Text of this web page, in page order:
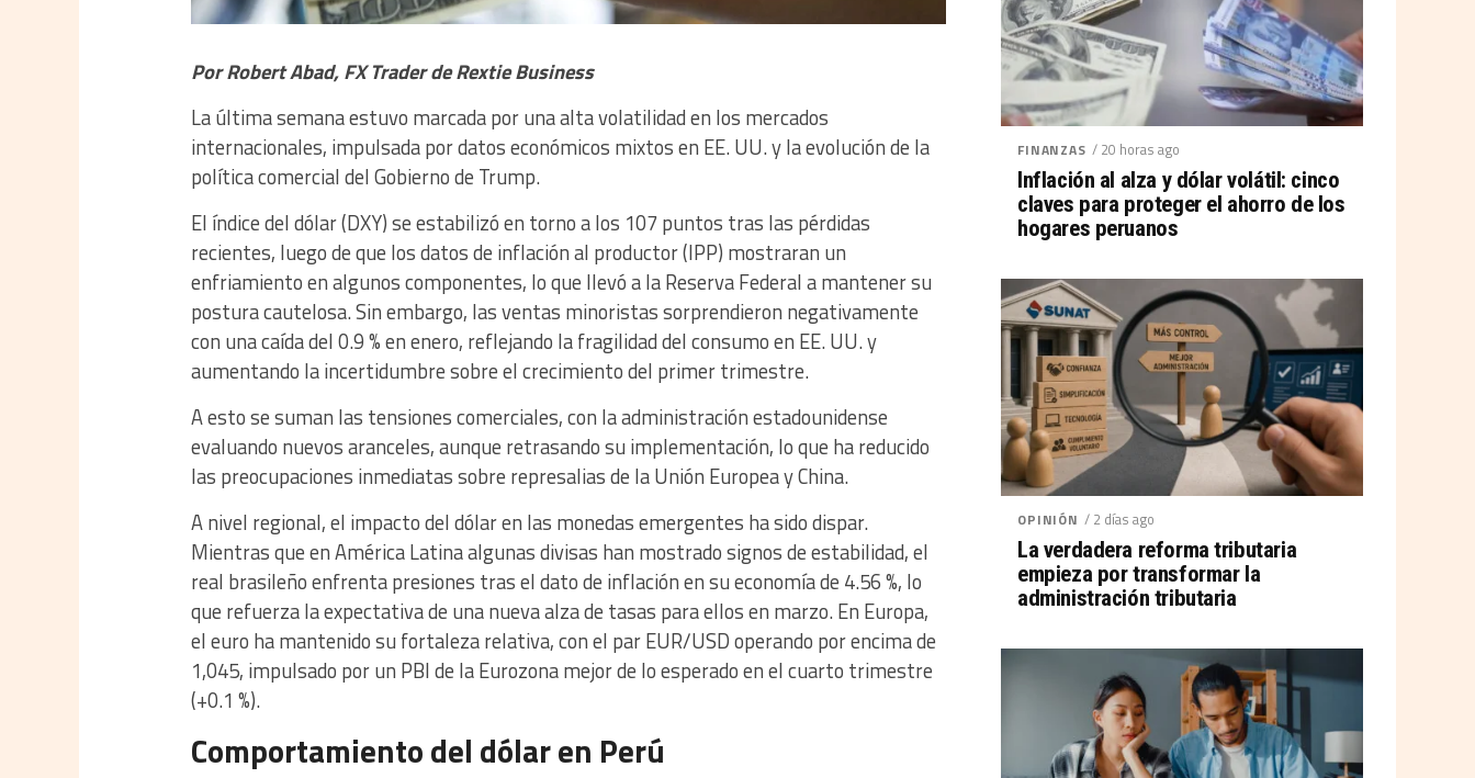
Por Robert Abad, FX Trader de Rextie Business
La última semana estuvo marcada por una alta volatilidad en los mercados
internacionales, impulsada por datos económicos mixtos en EE. UU. y la evolución de la
política comercial del Gobierno de Trump.
El índice del dólar (DXY) se estabilizó en torno a los 107 puntos tras las pérdidas
recientes, luego de que los datos de inflación al productor (IPP) mostraran un
enfriamiento en algunos componentes, lo que llevó a la Reserva Federal a mantener su
postura cautelosa. Sin embargo, las ventas minoristas sorprendieron negativamente
con una caída del 0.9 % en enero, reflejando la fragilidad del consumo en EE. UU. y
aumentando la incertidumbre sobre el crecimiento del primer trimestre.
A esto se suman las tensiones comerciales, con la administración estadounidense
evaluando nuevos aranceles, aunque retrasando su implementación, lo que ha reducido
las preocupaciones inmediatas sobre represalias de la Unión Europea y China.
A nivel regional, el impacto del dólar en las monedas emergentes ha sido dispar.
Mientras que en América Latina algunas divisas han mostrado signos de estabilidad, el
real brasileño enfrenta presiones tras el dato de inflación en su economía de 4.56 %, lo
que refuerza la expectativa de una nueva alza de tasas para ellos en marzo. En Europa,
el euro ha mantenido su fortaleza relativa, con el par EUR/USD operando por encima de
1,045, impulsado por un PBI de la Eurozona mejor de lo esperado en el cuarto trimestre
(+0.1 %).
Comportamiento del dólar en Perú
FINANZAS / 20 horas ago
Inflación al alza y dólar volátil: cinco
claves para proteger el ahorro de los
hogares peruanos
OPINIÓN / 2 días ago
La verdadera reforma tributaria
empieza por transformar la
administración tributaria